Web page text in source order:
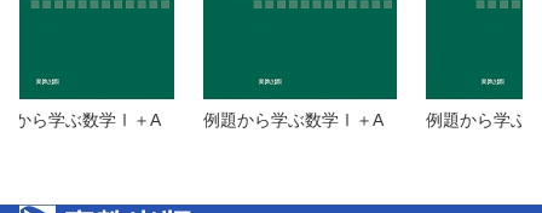
から学ぶ数学Ⅰ＋A 例題から学ぶ数学Ⅰ＋A 例題から学ぶ